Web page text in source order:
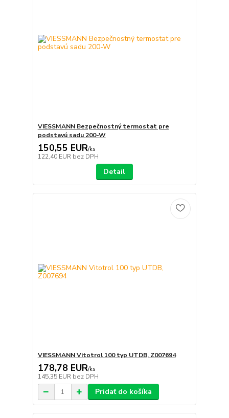
VIESSMANN Bezpečnostný termostat pre
podstavú sadu 200-W
150,55 EUR/ks
122,40 EUR bez DPH
Detail
VIESSMANN Vitotrol 100 typ UTDB, Z007694
178,78 EUR/ks
145,35 EUR bez DPH
Pridať do košíka